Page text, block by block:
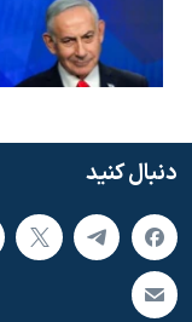
دنبال کنید